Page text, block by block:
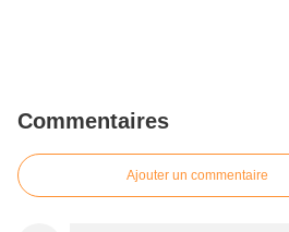
Commentaires
Ajouter un commentaire